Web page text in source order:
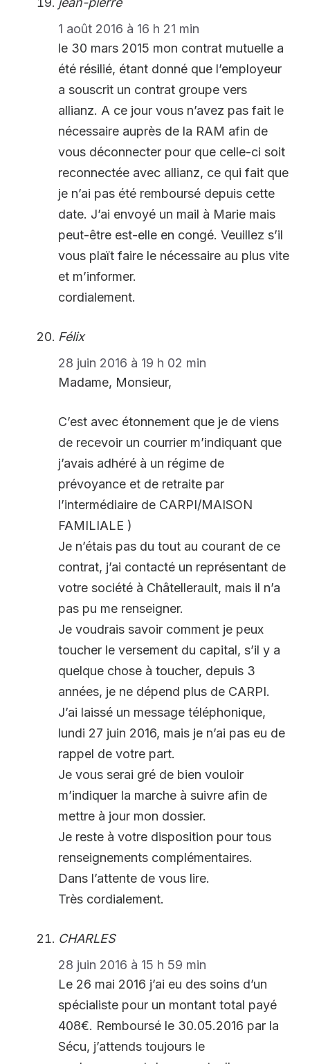
1 août 2016 à 16 h 21 min
le 30 mars 2015 mon contrat mutuelle a
été résilié, étant donné que l’employeur
a souscrit un contrat groupe vers
allianz. A ce jour vous n’avez pas fait le
nécessaire auprès de la RAM afin de
vous déconnecter pour que celle-ci soit
reconnectée avec allianz, ce qui fait que
je n’ai pas été remboursé depuis cette
date. J’ai envoyé un mail à Marie mais
peut-être est-elle en congé. Veuillez s’il
vous plaït faire le nécessaire au plus vite
et m’informer.
cordialement.
Félix
28 juin 2016 à 19 h 02 min
Madame, Monsieur,
C’est avec étonnement que je de viens
de recevoir un courrier m’indiquant que
j’avais adhéré à un régime de
prévoyance et de retraite par
l’intermédiaire de CARPI/MAISON
FAMILIALE )
Je n’étais pas du tout au courant de ce
contrat, j’ai contacté un représentant de
votre société à Châtellerault, mais il n’a
pas pu me renseigner.
Je voudrais savoir comment je peux
toucher le versement du capital, s’il y a
quelque chose à toucher, depuis 3
années, je ne dépend plus de CARPI.
J’ai laissé un message téléphonique,
lundi 27 juin 2016, mais je n’ai pas eu de
rappel de votre part.
Je vous serai gré de bien vouloir
m’indiquer la marche à suivre afin de
mettre à jour mon dossier.
Je reste à votre disposition pour tous
renseignements complémentaires.
Dans l’attente de vous lire.
Très cordialement.
CHARLES
28 juin 2016 à 15 h 59 min
Le 26 mai 2016 j’ai eu des soins d’un
spécialiste pour un montant total payé
408€. Remboursé le 30.05.2016 par la
Sécu, j’attends toujours le